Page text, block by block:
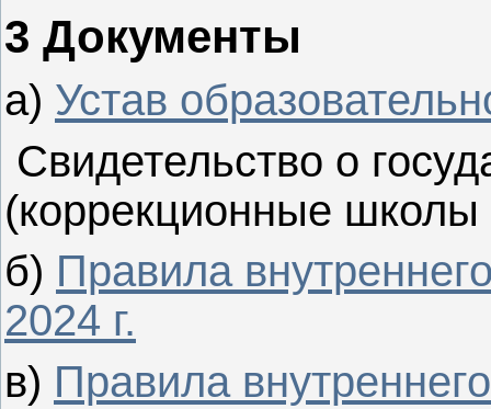
3 Документы
а) Устав
Свидетельство о
(коррекционные школы
б) Правила
2024 г.
в) Правила